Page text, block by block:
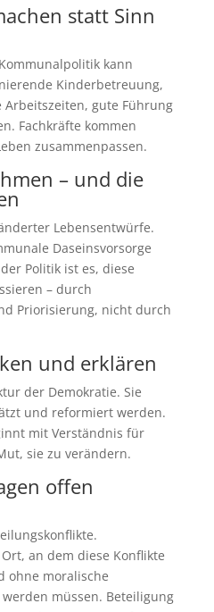
statt Sinn
kann
Kinderbetreuung,
Arbeitszeiten, gute Führung
Fachkräfte kommen
zusammenpassen.
– und die
Lebensentwürfe.
Daseinsvorsorge
Politik ist es, diese
– durch
Priorisierung, nicht durch
und erklären
der Demokratie. Sie
und reformiert werden.
mit Verständnis für
sie zu verändern.
offen
an dem diese Konflikte
ohne moralische
müssen. Beteiligung